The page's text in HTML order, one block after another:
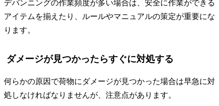
デバンニングの作業頻度が多い場合は、安全に作業ができる
アイテムを揃えたり、ルールやマニュアルの策定が重要にな
ります。
ダメージが見つかったらすぐに対処する
何らかの原因で荷物にダメージが見つかった場合は早急に対
処しなければなりませんが、注意点があります。